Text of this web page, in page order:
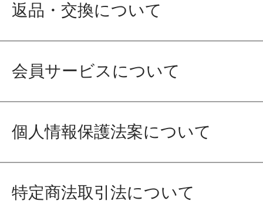
返品・交換について
会員サービスについて
個人情報保護法案について
特定商法取引法について